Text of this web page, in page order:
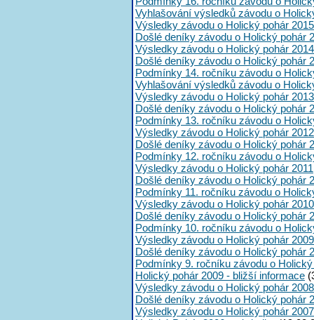
Vyhlašování výsledků závodu o
Výsledky závodu o Holický pohár 2015
Došlé deníky závodu o Holický pohár
Výsledky závodu o Holický pohár 2014
Došlé deníky závodu o Holický pohár
Podmínky 14. ročníku závodu o
Vyhlašování výsledků závodu o
Výsledky závodu o Holický pohár 2013
Došlé deníky závodu o Holický pohár
Podmínky 13. ročníku závodu o
Výsledky závodu o Holický pohár 2012
Došlé deníky závodu o Holický pohár
Podmínky 12. ročníku závodu o
Výsledky závodu o Holický pohár 2011
Došlé deníky závodu o Holický pohár
Podmínky 11. ročníku závodu o
Výsledky závodu o Holický pohár 2010
Došlé deníky závodu o Holický pohár
Podmínky 10. ročníku závodu o
Výsledky závodu o Holický pohár 2009
Došlé deníky závodu o Holický pohár
Podmínky 9. ročníku závodu o
Holický pohár 2009 - bližší informace
Výsledky závodu o Holický pohár 2008
Došlé deníky závodu o Holický pohár
Výsledky závodu o Holický pohár 2007